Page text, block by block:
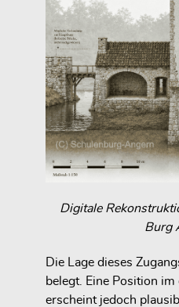
Digitale
Burg
Die Lage dieses
belegt. Eine Position
erscheint jedoch